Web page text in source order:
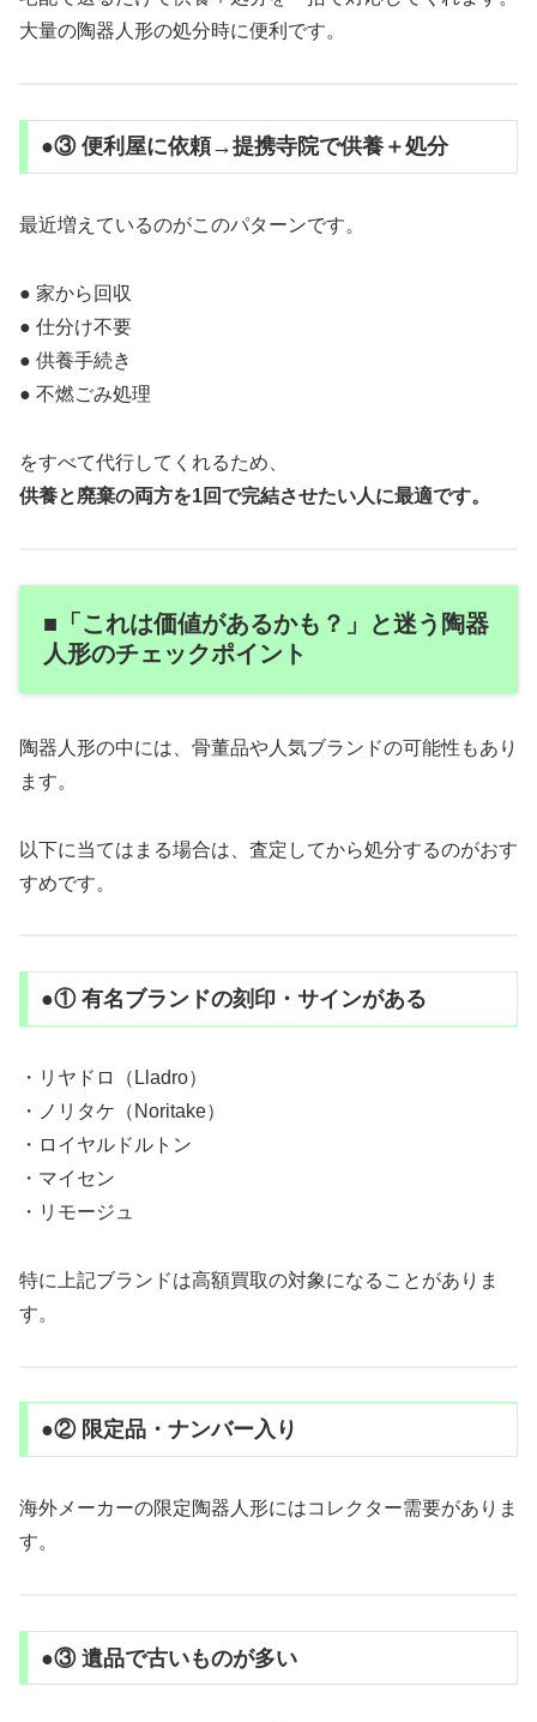
大量の陶器人形の処分時に便利です。
●③ 便利屋に依頼→提携寺院で供養＋処分
最近増えているのがこのパターンです。
● 家から回収
● 仕分け不要
● 供養手続き
● 不燃ごみ処理
をすべて代行してくれるため、
供養と廃棄の両方を1回で完結させたい人に最適です。
■「これは価値があるかも？」と迷う陶器
人形のチェックポイント
陶器人形の中には、骨董品や人気ブランドの可能性もあり
ます。
以下に当てはまる場合は、査定してから処分するのがおす
すめです。
●① 有名ブランドの刻印・サインがある
・リヤドロ（Lladro）
・ノリタケ（Noritake）
・ロイヤルドルトン
・マイセン
・リモージュ
特に上記ブランドは高額買取の対象になることがありま
す。
●② 限定品・ナンバー入り
海外メーカーの限定陶器人形にはコレクター需要がありま
す。
●③ 遺品で古いものが多い